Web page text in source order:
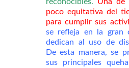
reconocibles.
Una de
poco equitativa del
para cumplir sus
se refleja en la gran
dedican al uso de
De esta manera, se
sus principales